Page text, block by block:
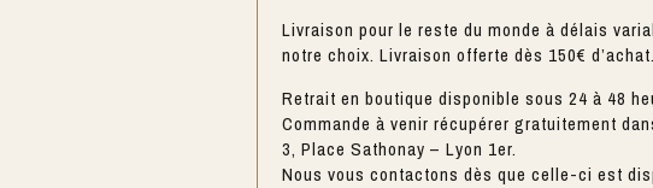
Livraison pour le reste du monde à délais
notre choix. Livraison offerte dès 150€ d’achat.
Retrait en boutique disponible sous 24 à 48
Commande à venir récupérer gratuitement
3, Place Sathonay – Lyon 1er.
Nous vous contactons dès que celle-ci est